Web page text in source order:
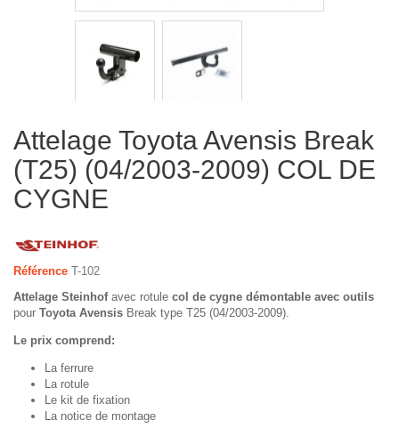
Attelage Toyota Avensis Break
(T25) (04/2003-2009) COL DE
CYGNE
Référence T-102
Attelage Steinhofavec rotule col de cygne démontable avec outils
pour Toyota Avensis Break type T25 (04/2003-2009).
Le prix comprend:
La ferrure
La rotule
Le kit de fixation
La notice de montage